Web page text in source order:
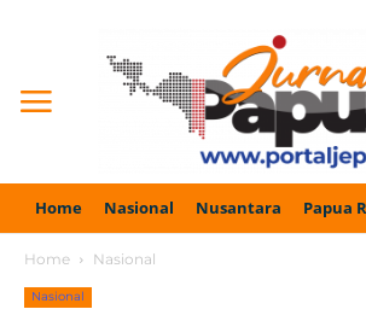
Home Nasional Nusantara Papua
Home Nasional
Nasional